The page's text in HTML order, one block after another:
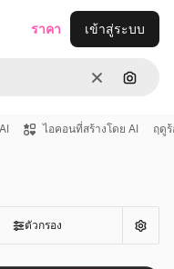
ชัดเจนค้นหา
ราคา เข้าสู่ระบบ
ไอคอนที่สร้างโดย AI ฤดู
ตัวกรอง